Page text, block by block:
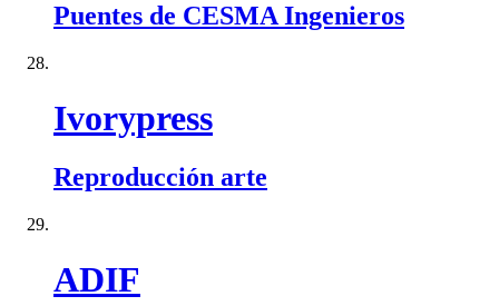
Puentes de CESMA Ingenieros
Ivorypress
Reproducción arte
ADIF